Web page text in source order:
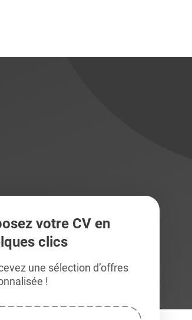
votre CV en
clics
une sélection d’offres
!